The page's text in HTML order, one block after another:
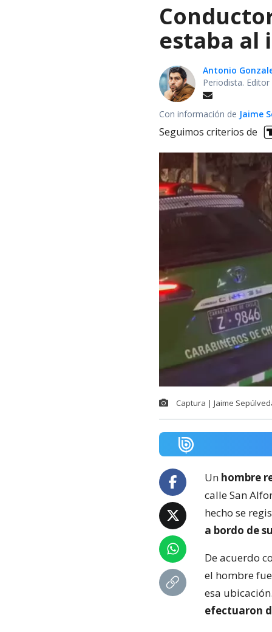
estaba al
Antonio
Periodista.
Con información de Jaime
Seguimos criterios de
Captura | Jaime
Un hombre
calle San
hecho se
a bordo de
De acuerdo
el hombre
esa
efectuaron